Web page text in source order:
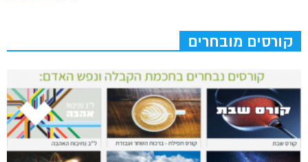
קורסים מובחרים